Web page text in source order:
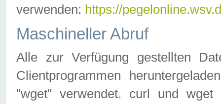
verwenden: https://
Maschineller Abruf
Alle zur Verfügung gestellten
Clientprogrammen
"wget" verwendet. curl und wget